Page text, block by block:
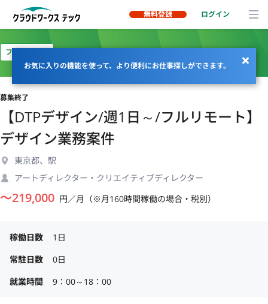
無料登録 ログイン
お気に入りの機能を使って、より便利にお仕事探しができます。
フルリモート
募集終了
【DTPデザイン/週1日～/フルリモート】
デザイン業務案件
東京都、駅
アートディレクター・クリエイティブディレクター
〜219,000 円／月（※月160時間稼働の場合・税別）
稼働日数
1日
常駐日数
0日
就業時間
9：00～18：00